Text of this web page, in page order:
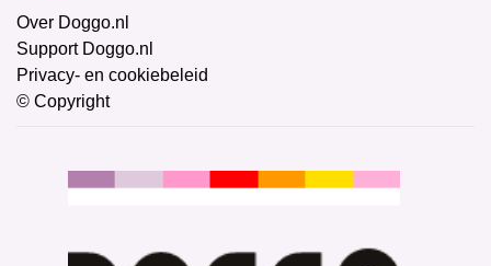
Over Doggo.nl
Support Doggo.nl
Privacy- en cookiebeleid
© Copyright